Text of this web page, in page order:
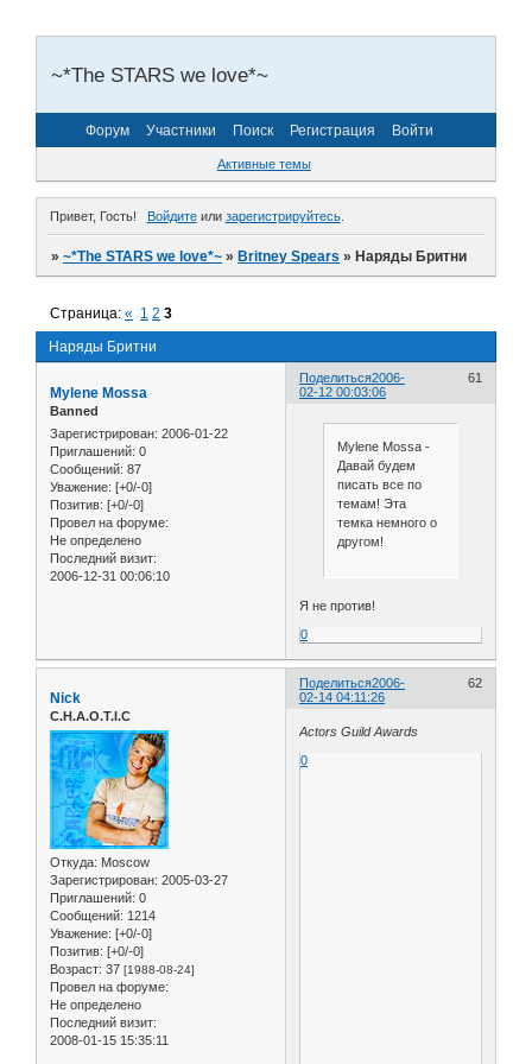
~*The STARS we love*~
Форум Участники Поиск Регистрация Войти
Активные темы
Привет, Гость! Войдитеили зарегистрируйтесь.
»~*The STARS we love*~ »Britney Spears »Наряды Бритни
Наряды Бритни
Страница:« 1 2 3
Поделиться 61
2006-
02-12 00:03:06
Mylene Mossa
Banned
Зарегистрирован: 2006-01-22
Приглашений: 0
Сообщений: 87
Уважение: [+0/-0]
Позитив: [+0/-0]
Провел на форуме:
Не определено
Последний визит:
2006-12-31 00:06:10
Mylene Mossa -
Давай будем
писать все по
темам! Эта
темка немного о
другом!
Я не против!
0
Поделиться 62
2006-
02-14 04:11:26
Nick
C.H.A.O.T.I.C
Откуда: Moscow
Зарегистрирован: 2005-03-27
Приглашений: 0
Сообщений: 1214
Уважение: [+0/-0]
Позитив: [+0/-0]
Возраст: 37 [1988-08-24]
Провел на форуме:
Не определено
Последний визит:
2008-01-15 15:35:11
Actors Guild Awards
0